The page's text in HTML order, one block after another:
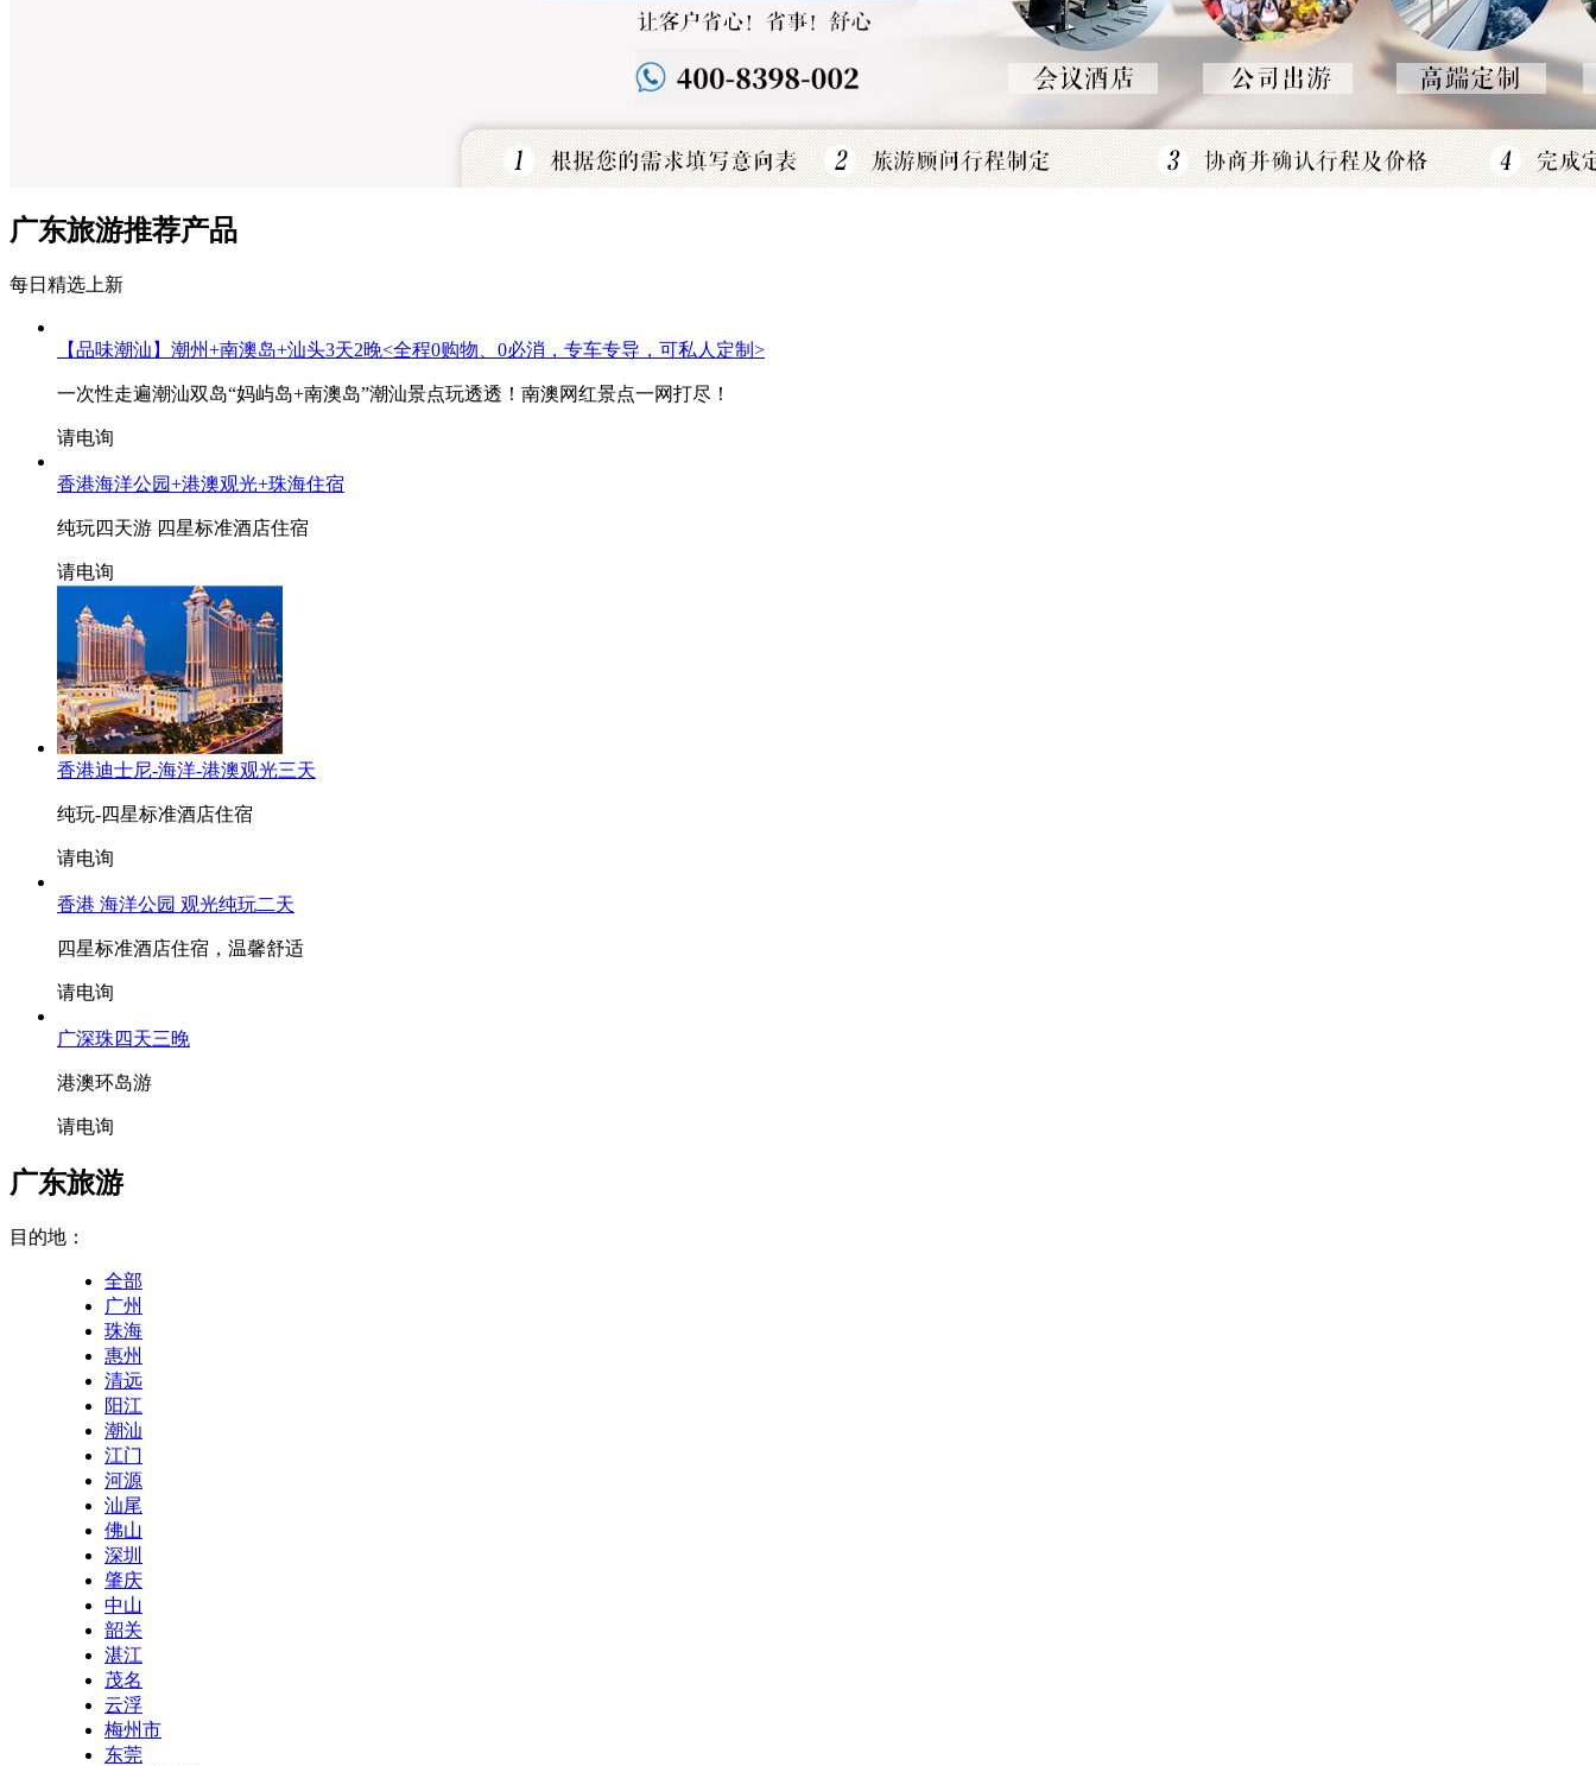
广东旅游推荐产品
每日精选上新
【品味潮汕】潮州+南澳岛+汕头3天2晚<全程0购物、0必消，专车专导，可私人定制>
一次性走遍潮汕双岛“妈屿岛+南澳岛”潮汕景点玩透透！南澳网红景点一网打尽！
请电询
香港海洋公园+港澳观光+珠海住宿
纯玩四天游 四星标准酒店住宿
请电询
香港迪士尼-海洋-港澳观光三天
纯玩-四星标准酒店住宿
请电询
香港 海洋公园 观光纯玩二天
四星标准酒店住宿，温馨舒适
请电询
广深珠四天三晚
港澳环岛游
请电询
广东旅游
目的地：
全部
广州
珠海
惠州
清远
阳江
潮汕
江门
河源
汕尾
佛山
深圳
肇庆
中山
韶关
湛江
茂名
云浮
梅州市
东莞